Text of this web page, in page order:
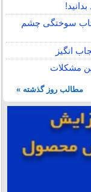
سوختگی چشم
انگیز
مشکلات
مطالب روز گذشته »